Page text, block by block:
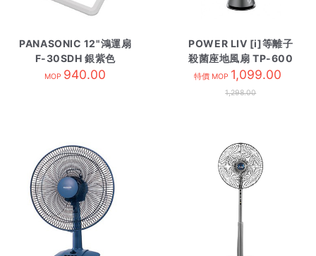
PANASONIC 12"鴻運扇
F-30SDH 銀紫色
MOP 940.00
POWER LIV [i]等離子
殺菌座地風扇 TP-600
灰色
特價 MOP 1,099.00
1,298.00